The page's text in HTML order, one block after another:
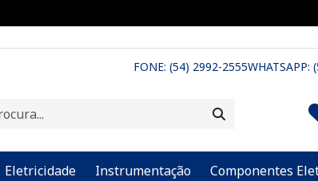
FONE: (54) 2992-2555WHATSAPP:
Eletricidade Instrumentação Componentes